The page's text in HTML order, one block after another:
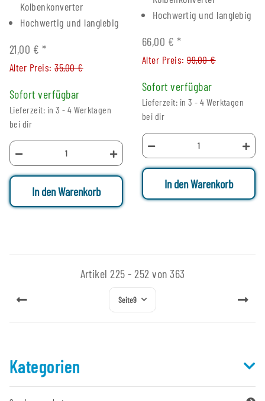
Kolbenkonverter
Hochwertig und langlebig
21,00 € *
Alter Preis:35,00 €
Sofort verfügbar
Lieferzeit: in 3 - 4 Werktagen
bei dir
In den Warenkorb
Hochwertig und langlebig
66,00 € *
Alter Preis:99,00 €
Sofort verfügbar
Lieferzeit: in 3 - 4 Werktagen
bei dir
In den Warenkorb
Artikel 225 - 252 von 363
Seite9
Kategorien